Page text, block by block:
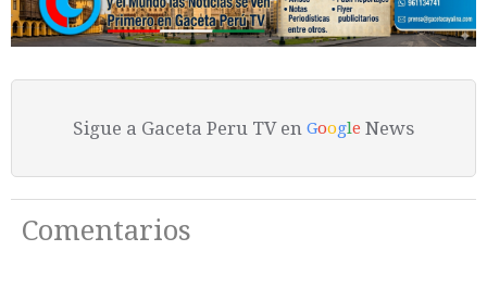
Sigue a Gaceta Peru TV en Google News
Comentarios